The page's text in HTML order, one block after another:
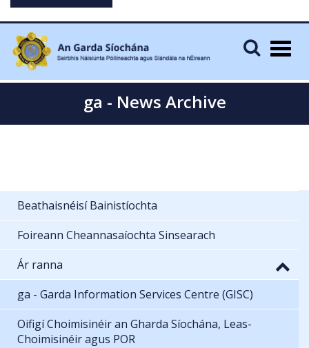
ga - News Archive
Beathaisnéisí Bainistíochta
Foireann Cheannasaíochta Sinsearach
Ár ranna
ga - Garda Information Services Centre (GISC)
Oifigí Choimisinéir an Gharda Síochána, Leas-
Choimisinéir agus POR